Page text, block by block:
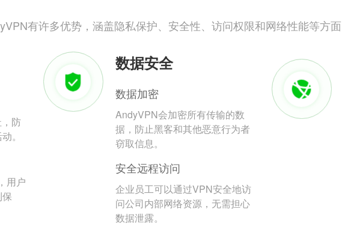
有许多优势，涵盖隐私保护、安全性、访问权限和网络性能等方面
防
。
用户
数据安全
数据加密
AndyVPN会加密所有传输的数
据，防止黑客和其他恶意行为者
窃取信息。
安全远程访问
企业员工可以通过VPN安全地访
问公司内部网络资源，无需担心
数据泄露。